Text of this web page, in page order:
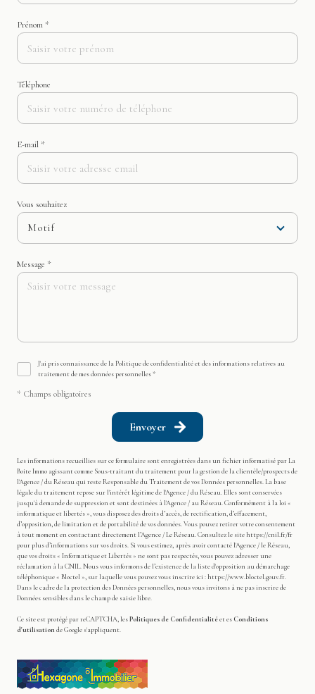
Prénom *
Téléphone
E-mail *
Vous souhaitez
Motif
Message *
J'ai pris connaissance de la Politique de confidentialité et des informations relatives au
traitement de mes données personnelles *
* Champs obligatoires
Envoyer
Les informations recueillies sur ce formulaire sont enregistrées dans un fichier informatisé par La
Boite Immo agissant comme Sous-traitant du traitement pour la gestion de la clientèle/prospects de
l'Agence / du Réseau qui reste Responsable du Traitement de vos Données personnelles. La base
légale du traitement repose sur l'intérêt légitime de l'Agence / du Réseau. Elles sont conservées
jusqu'à demande de suppression et sont destinées à l'Agence / au Réseau. Conformément à la loi «
informatique et libertés », vous disposez des droits d’accès, de rectification, d’effacement,
d’opposition, de limitation et de portabilité de vos données. Vous pouvez retirer votre consentement
à tout moment en contactant directement l’Agence / Le Réseau. Consultez le sitehttps://cnil.fr/fr
pour plus d’informations sur vos droits. Si vous estimez, après avoir contacté l'Agence / le Réseau,
que vos droits « Informatique et Libertés » ne sont pas respectés, vous pouvez adresser une
réclamation à la CNIL. Nous vous informons de l’existence de la liste d'opposition au démarchage
téléphonique « Bloctel », sur laquelle vous pouvez vous inscrire ici :https://www.bloctel.gouv.fr.
Dans le cadre de la protection des Données personnelles, nous vous invitons à ne pas inscrire de
Données sensibles dans le champ de saisie libre.
Ce site est protégé par reCAPTCHA, lesPolitiques de Confidentialitéet es Conditions
d'utilisation de Google s'appliquent.